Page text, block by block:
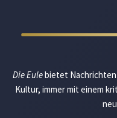
Die Eulebietet Nachrichten
Kultur, immer mit einem